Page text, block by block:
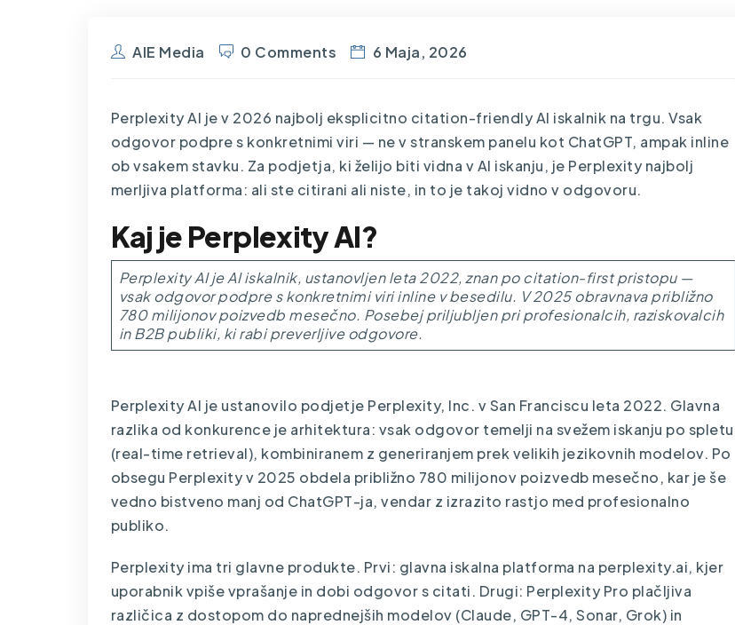
AIE Media 0 Comments 6 Maja, 2026
Perplexity AI je v 2026 najbolj eksplicitno citation-friendly AI iskalnik na trgu. Vsak
odgovor podpre s konkretnimi viri — ne v stranskem panelu kot ChatGPT, ampak inline
ob vsakem stavku. Za podjetja, ki želijo biti vidna v AI iskanju, je Perplexity najbolj
merljiva platforma: ali ste citirani ali niste, in to je takoj vidno v odgovoru.
Kaj je Perplexity AI?
Perplexity AI je AI iskalnik, ustanovljen leta 2022, znan po citation-first pristopu —
vsak odgovor podpre s konkretnimi viri inline v besedilu. V 2025 obravnava približno
780 milijonov poizvedb mesečno. Posebej priljubljen pri profesionalcih, raziskovalcih
in B2B publiki, ki rabi preverljive odgovore.
Perplexity AI je ustanovilo podjetje Perplexity, Inc. v San Franciscu leta 2022. Glavna
razlika od konkurence je arhitektura: vsak odgovor temelji na svežem iskanju po spletu
(real-time retrieval), kombiniranem z generiranjem prek velikih jezikovnih modelov. Po
obsegu Perplexity v 2025 obdela približno 780 milijonov poizvedb mesečno, kar je še
vedno bistveno manj od ChatGPT-ja, vendar z izrazito rastjo med profesionalno
publiko.
Perplexity ima tri glavne produkte. Prvi: glavna iskalna platforma na perplexity.ai, kjer
uporabnik vpiše vprašanje in dobi odgovor s citati. Drugi: Perplexity Pro plačljiva
različica z dostopom do naprednejših modelov (Claude, GPT-4, Sonar, Grok) in